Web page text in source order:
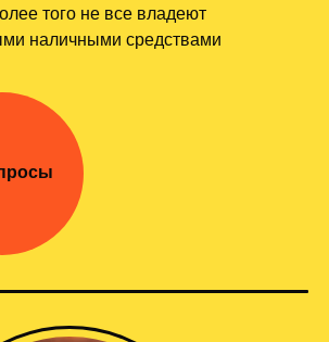
того не все владеют
наличными средствами